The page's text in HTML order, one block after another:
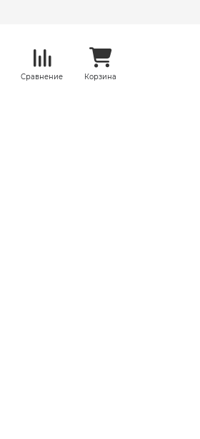
Сравнение Корзина